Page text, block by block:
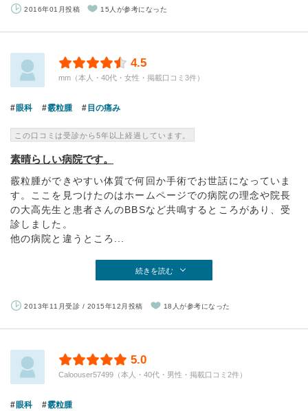
2016年01月投稿 15人が参考になった
4.5
mm（本人・40代・女性・掲載口コミ3件）
眼科 霰粒腫 目の痛み
この口コミは受診から5年以上経過しています。
素晴らしい病院です。
霰粒腫ができやすい体質で何回か手術でお世話になっていま
す。ここを見つけたのはホームページでの病院の理念や院長
の大高先生と患者さんのBBSなど共鳴するところがあり、受
診しました。
他の病院と違うところ...
続きを読む
2013年11月受診 / 2015年12月投稿 18人が参考になった
5.0
Caloouser57499（本人・40代・男性・掲載口コミ2件）
眼科 霰粒腫